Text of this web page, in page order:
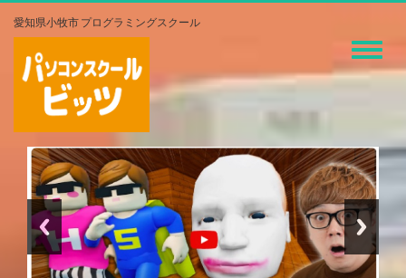
Toggle
愛知県小牧市 プログラミングスクール